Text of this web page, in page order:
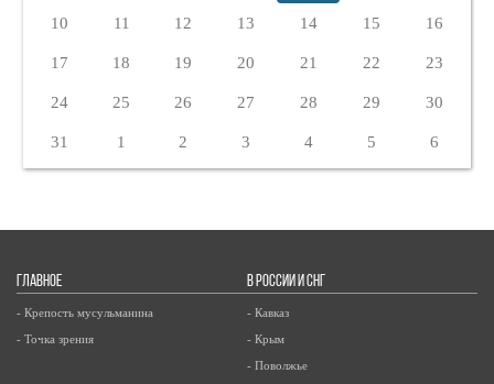
10 11 12 13 14 15 16
17 18 19 20 21 22 23
24 25 26 27 28 29 30
31 1 2 3 4 5 6
ГЛАВНОЕ
- Крепость мусульманина
- Точка зрения
В РОССИИ И СНГ
- Кавказ
- Крым
- Поволжье